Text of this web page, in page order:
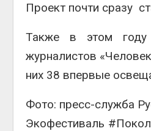
Проект почти сразу
Также в этом году
журналистов
них 38 впервые
Фото: пресс-служба
Экофестиваль